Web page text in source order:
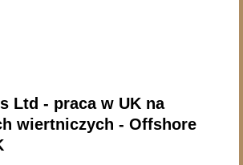
Ltd - praca w UK na
wiertniczych - Offshore